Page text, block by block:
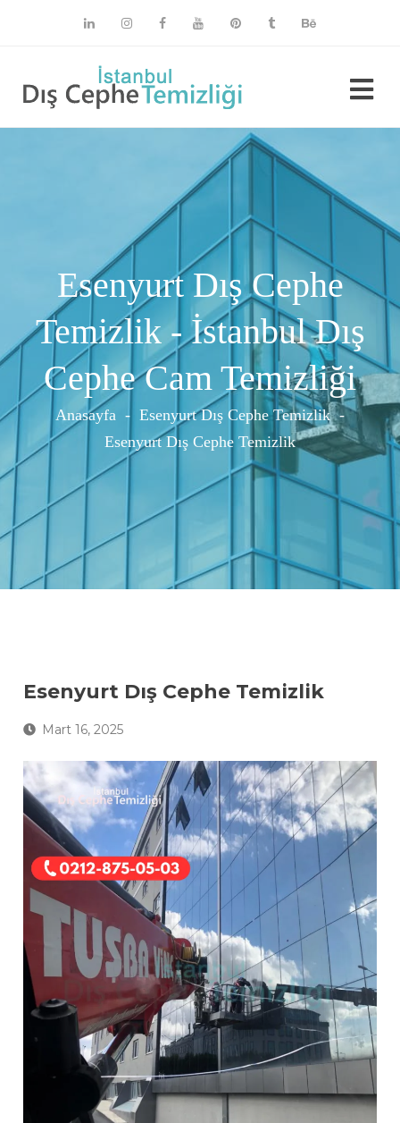
Esenyurt Dış Cephe
Temizlik - İstanbul Dış
Cephe Cam Temizliği
Anasayfa - Esenyurt Dış Cephe Temizlik -
Esenyurt Dış Cephe Temizlik
Esenyurt Dış Cephe Temizlik
Mart 16, 2025